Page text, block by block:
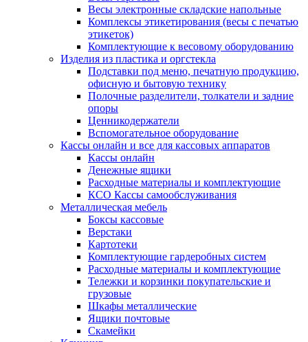
Весы электронные складские напольные
Комплексы этикетирования (весы с печатью
этикеток)
Комплектующие к весовому оборудованию
Изделия из пластика и оргстекла
Подставки под меню, печатную продукцию,
офисную и бытовую технику
Полочные разделители, толкатели и задние
опоры
Ценникодержатели
Вспомогательное оборудование
Кассы онлайн и все для кассовых аппаратов
Кассы онлайн
Денежные ящики
Расходные материалы и комплектующие
КСО Кассы самообслуживания
Металлическая мебель
Боксы кассовые
Верстаки
Картотеки
Комплектующие гардеробных систем
Расходные материалы и комплектующие
Тележки и корзинки покупательские и
грузовые
Шкафы металлические
Ящики почтовые
Скамейки